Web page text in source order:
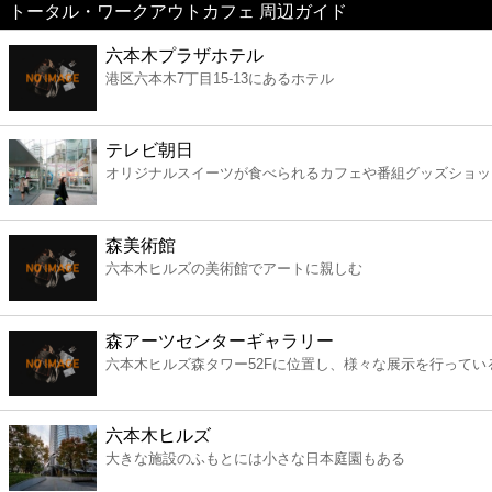
美容
コンビニ
薬局
スーパー
エンタメ
レジャー
書店
ファミレス
トータル・ワークアウトカフェ 周辺ガイド
六本木プラザホテル
港区六本木7丁目15-13にあるホテル
テレビ朝日
オリジナルスイーツが食べられるカフェや番組グッズショ
森美術館
六本木ヒルズの美術館でアートに親しむ
森アーツセンターギャラリー
六本木ヒルズ森タワー52Fに位置し、様々な展示を行ってい
六本木ヒルズ
大きな施設のふもとには小さな日本庭園もある